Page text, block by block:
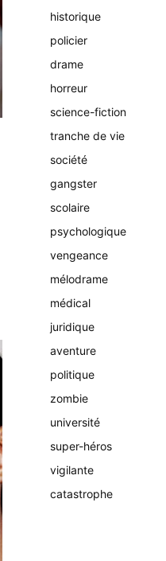
historique
policier
drame
horreur
science-fiction
tranche de vie
société
gangster
scolaire
psychologique
vengeance
mélodrame
médical
juridique
aventure
politique
zombie
université
super-héros
vigilante
catastrophe